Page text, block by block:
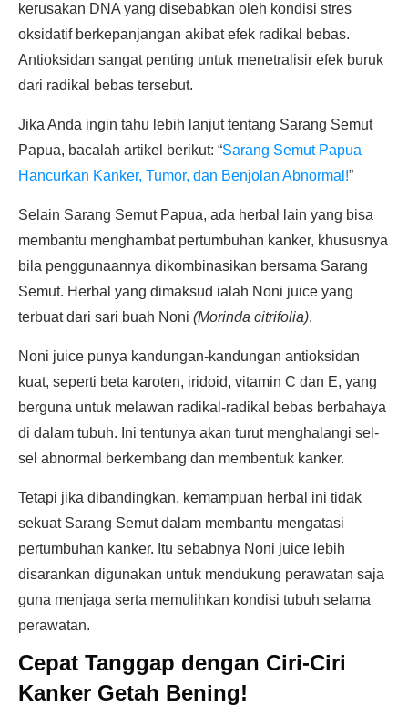
kerusakan DNA yang disebabkan oleh kondisi stres
oksidatif berkepanjangan akibat efek radikal bebas.
Antioksidan sangat penting untuk menetralisir efek buruk
dari radikal bebas tersebut.
Jika Anda ingin tahu lebih lanjut tentang Sarang Semut
Papua, bacalah artikel berikut: “Sarang Semut Papua
Hancurkan Kanker, Tumor, dan Benjolan Abnormal!”
Selain Sarang Semut Papua, ada herbal lain yang bisa
membantu menghambat pertumbuhan kanker, khususnya
bila penggunaannya dikombinasikan bersama Sarang
Semut. Herbal yang dimaksud ialah Noni juice yang
terbuat dari sari buah Noni (Morinda citrifolia).
Noni juice punya kandungan-kandungan antioksidan
kuat, seperti beta karoten, iridoid, vitamin C dan E, yang
berguna untuk melawan radikal-radikal bebas berbahaya
di dalam tubuh. Ini tentunya akan turut menghalangi sel-
sel abnormal berkembang dan membentuk kanker.
Tetapi jika dibandingkan, kemampuan herbal ini tidak
sekuat Sarang Semut dalam membantu mengatasi
pertumbuhan kanker. Itu sebabnya Noni juice lebih
disarankan digunakan untuk mendukung perawatan saja
guna menjaga serta memulihkan kondisi tubuh selama
perawatan.
Cepat Tanggap dengan Ciri-Ciri
Kanker Getah Bening!